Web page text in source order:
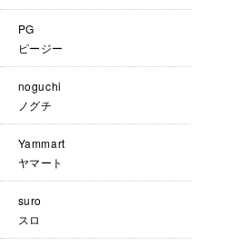
PG
ピージー
noguchi
ノグチ
Yammart
ヤマート
suro
スロ